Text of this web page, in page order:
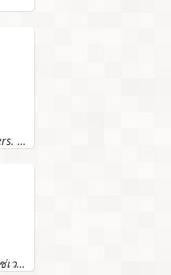
looking for Life partners, especially foreigners. a good...
ฉันใช้ชีวิตที่เรียบง่ายฉันโสดและอยู่คนเดียวใช่เวลาตามแบบส...